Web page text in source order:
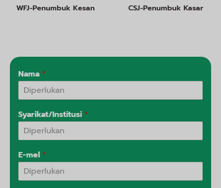
WFJ-Penumbuk Kesan CSJ-Penumbuk Kasar
Nama *
Syarikat/Institusi *
E-mel *